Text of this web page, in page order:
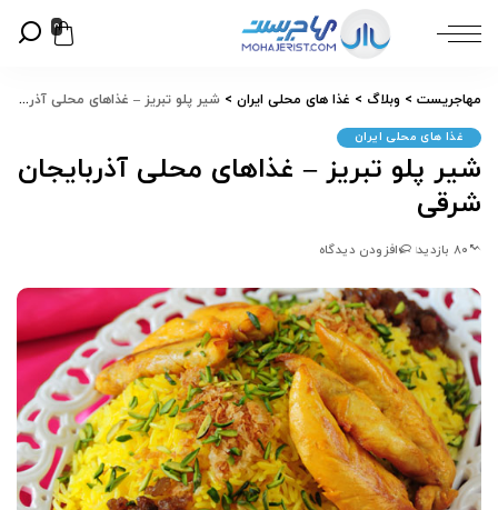
0
مهاجریست > وبلاگ > غذا های محلی ایران > شیر پلو تبریز – غذاهای محلی آذربایجان شرقی
غذا های محلی ایران
شیر پلو تبریز – غذاهای محلی آذربایجان
شرقی
80 بازدید افزودن دیدگاه